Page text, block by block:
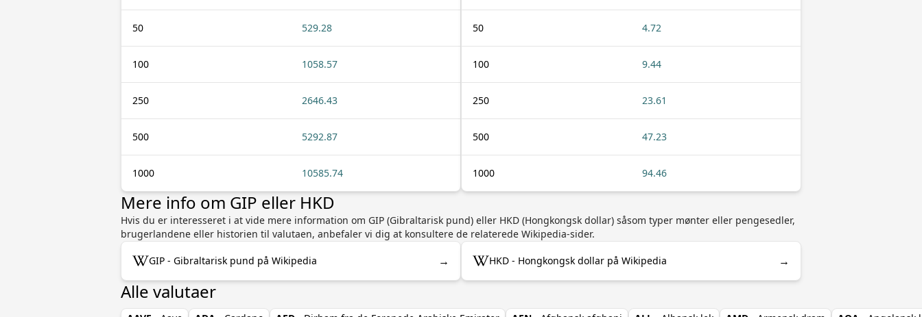
50 529.28
100 1058.57
250 2646.43
500 5292.87
1000 10585.74
50 4.72
100 9.44
250 23.61
500 47.23
1000 94.46
Mere info om GIP eller HKD
Hvis du er interesseret i at vide mere information om GIP (Gibraltarisk pund) eller HKD (Hongkongsk dollar) såsom typer mønter eller pengesedler,
brugerlandene eller historien til valutaen, anbefaler vi dig at konsultere de relaterede Wikipedia-sider.
GIP - Gibraltarisk pund på Wikipedia → HKD - Hongkongsk dollar på Wikipedia →
Alle valutaer